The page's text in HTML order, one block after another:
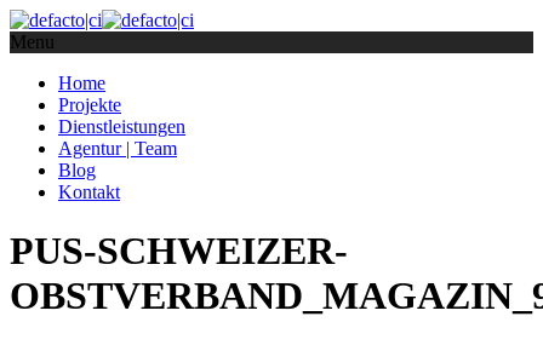
Menu
Home
Projekte
Dienstleistungen
Agentur | Team
Blog
Kontakt
PUS-SCHWEIZER-